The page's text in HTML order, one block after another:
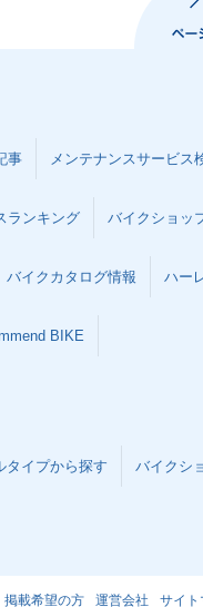
事 メンテナンスサービス
ランキング バイクショッ
バイクカタログ情報 ハー
BIKE
タイプから探す バイクシ
掲載希望の方 運営会社 サイト